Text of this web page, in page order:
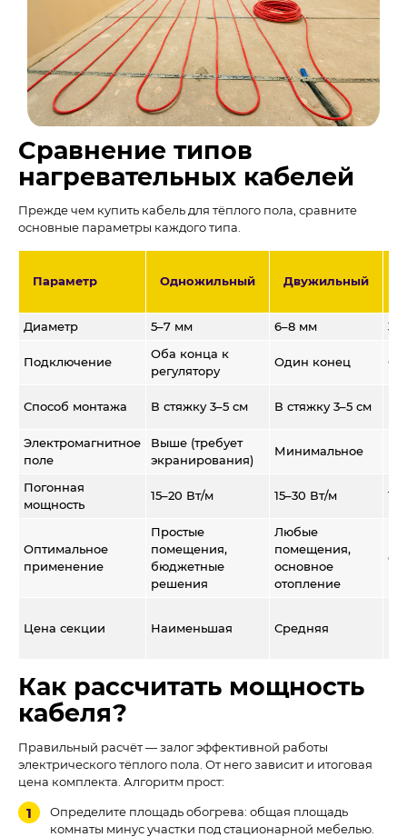
Сравнение типов
нагревательных кабелей
Прежде чем купить кабель для тёплого пола, сравните
основные параметры каждого типа.
Параметр Одножильный Двужильный
Диаметр 5–7 мм 6–8 мм
Подключение
Оба конца к
регулятору
Один конец
Способ монтажа В стяжку 3–5 см В стяжку 3–5 см
Электромагнитное
поле
Выше (требует
экранирования)
Минимальное
Погонная
мощность
15–20 Вт/м 15–30 Вт/м
Оптимальное
применение
Простые
помещения,
бюджетные
решения
Любые
помещения,
основное
отопление
Цена секции Наименьшая Средняя
Как рассчитать мощность
кабеля?
Правильный расчёт — залог эффективной работы
электрического тёплого пола. От него зависит и итоговая
цена комплекта. Алгоритм прост:
Определите площадь обогрева: общая площадь
комнаты минус участки под стационарной мебелью.